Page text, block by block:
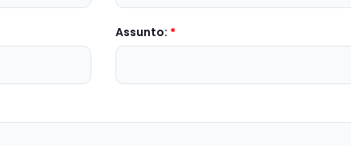
Assunto: *